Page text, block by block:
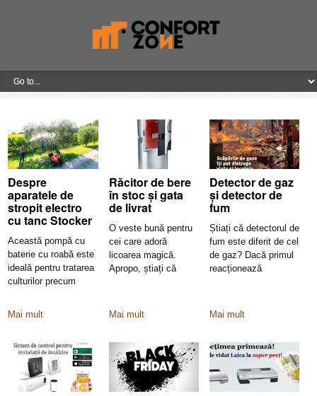
Despre
aparatele de
stropit electro
cu tanc Stocker
Această pompă cu
baterie cu roabă este
ideală pentru tratarea
culturilor precum
Mai mult
Răcitor de bere
în stoc și gata
de livrat
O veste bună pentru
cei care adoră
licoarea magică.
Apropo, știați că
Mai mult
Detector de gaz
și detector de
fum
Știați că detectorul de
fum este diferit de cel
de gaz? Dacă primul
reacționează
Mai mult